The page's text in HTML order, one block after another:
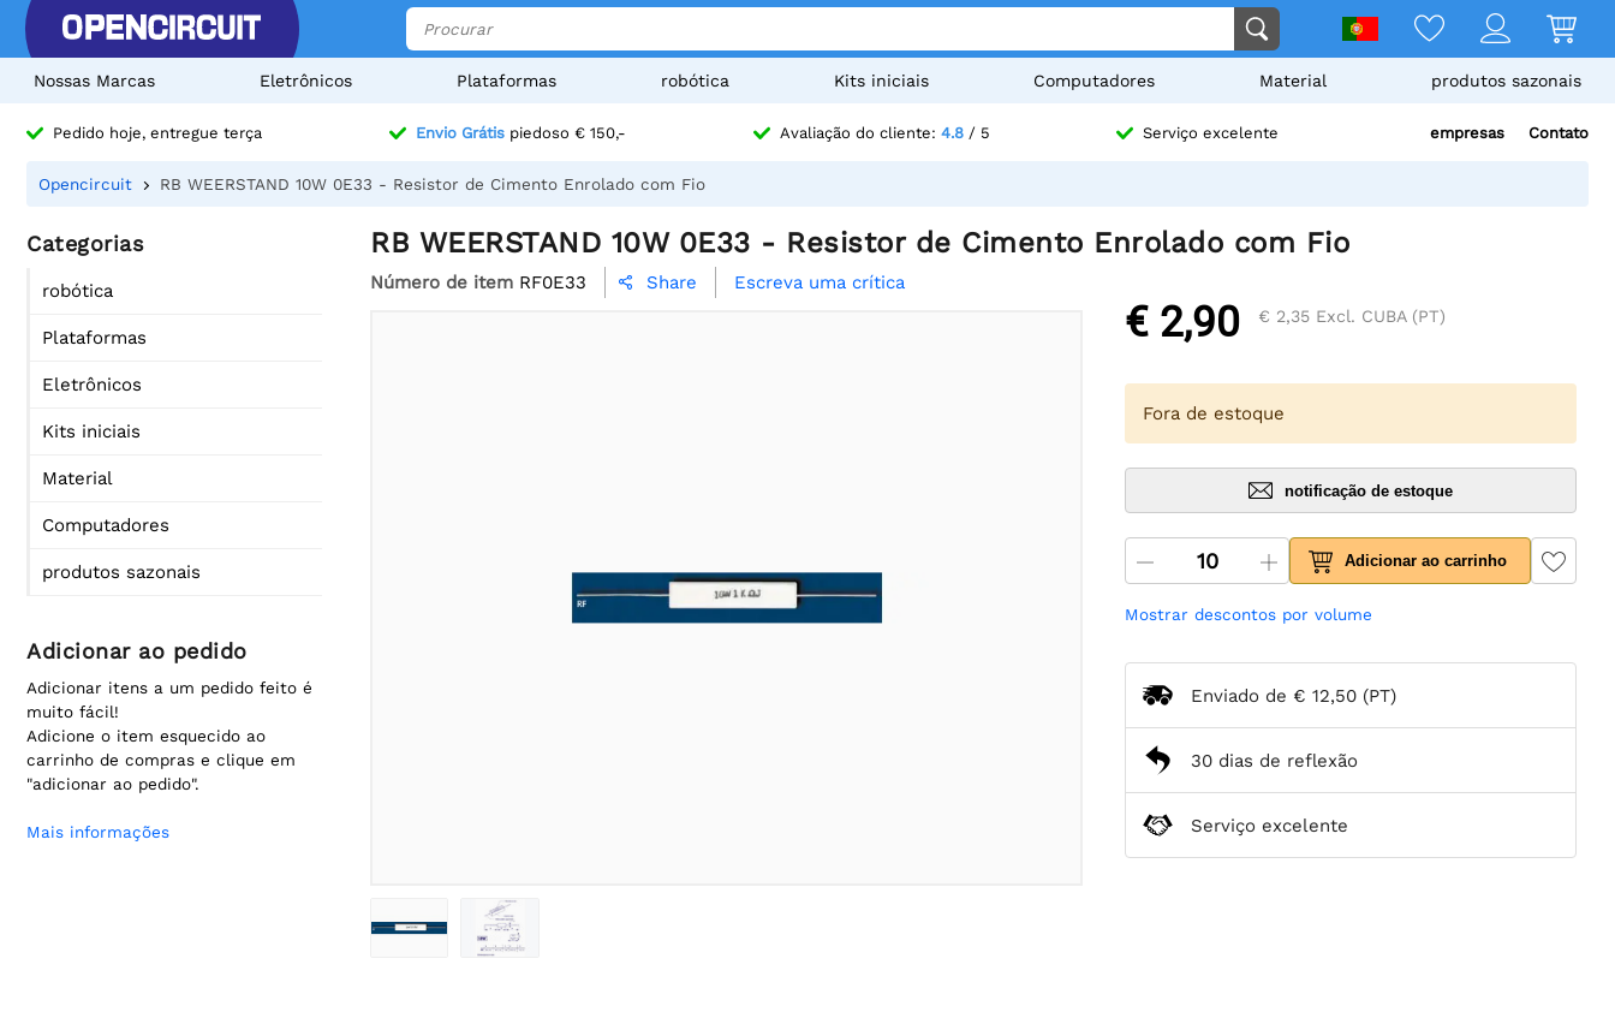
Nossas Marcas Eletrônicos Plataformas robótica Kits iniciais Computadores Material produtos sazonais
Pedido hoje, entregue terça Envio Grátispiedoso € 150,- Avaliação do cliente: 4.8/ 5 Serviço excelente empresas Contato
Opencircuit RB WEERSTAND 10W 0E33 - Resistor de Cimento Enrolado com Fio
Categorias
robótica
Plataformas
Eletrônicos
Kits iniciais
Material
Computadores
produtos sazonais
Adicionar ao pedido
Adicionar itens a um pedido feito é
muito fácil!
Adicione o item esquecido ao
carrinho de compras e clique em
"adicionar ao pedido".
Mais informações
RB WEERSTAND 10W 0E33 - Resistor de Cimento Enrolado com Fio
Número de item RF0E33  Share Escreva uma crítica
€ 2,90 € 2,35 Excl. CUBA (PT)
Fora de estoque
notificação de estoque
Adicionar ao carrinho
Mostrar descontos por volume
Enviado de € 12,50 (PT)
30 dias de reflexão
Serviço excelente